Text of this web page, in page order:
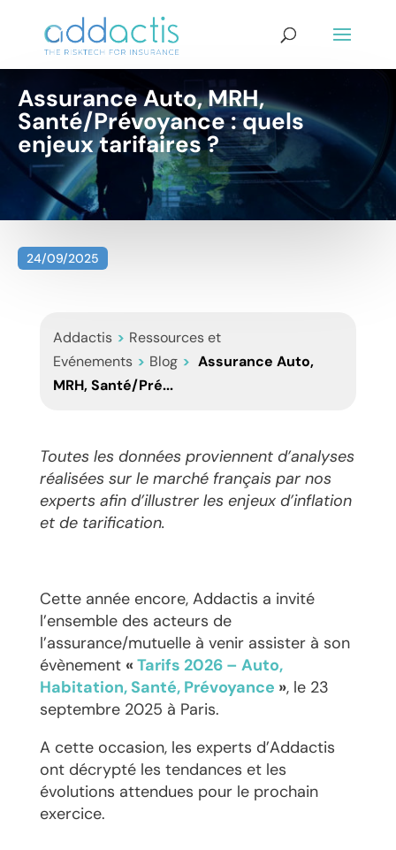
Assurance Auto, MRH,
Santé/Prévoyance : quels
enjeux tarifaires ?
24/09/2025
Addactis > Ressources et
Evénements > Blog > Assurance Auto,
MRH, Santé/Pré...
Toutes les données proviennent d’analyses
réalisées sur le marché français par nos
experts afin d’illustrer les enjeux d’inflation
et de tarification.
Cette année encore, Addactis a invité
l’ensemble des acteurs de
l’assurance/mutuelle à venir assister à son
évènement « Tarifs 2026 – Auto,
Habitation, Santé, Prévoyance », le 23
septembre 2025 à Paris.
A cette occasion, les experts d’Addactis
ont décrypté les tendances et les
évolutions attendues pour le prochain
exercice.